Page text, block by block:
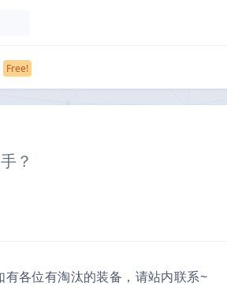
？
各位有淘汰的装备，请站内联系~